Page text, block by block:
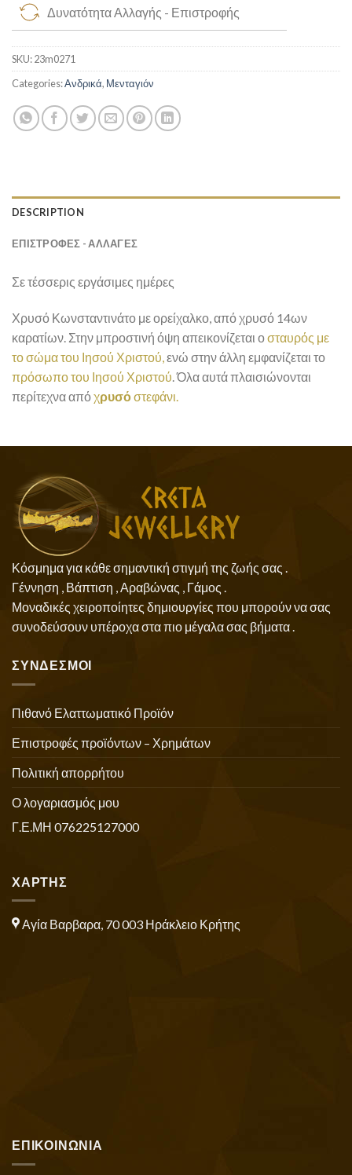
Δυνατότητα Αλλαγής - Επιστροφής
SKU:23m0271
Categories:Ανδρικά, Μενταγιόν
DESCRIPTION
ΕΠΙΣΤΡΟΦΕΣ - ΑΛΛΑΓΕΣ
Σε τέσσερις εργάσιμες ημέρες
Χρυσό Κωνσταντινάτο με ορείχαλκο, από χρυσό 14ων
καρατίων. Στην μπροστινή όψη απεικονίζεται οσταυρός με
το σώμα του Ιησού Χριστού,ενώ στην άλλη εμφανίζεται το
πρόσωπο του Ιησού Χριστού. Όλα αυτά πλαισιώνονται
περίτεχνα απόχρυσόστεφάνι.
Κόσμημα για κάθε σημαντική στιγμή της ζωής σας .
Γέννηση , Βάπτιση , Αραβώνας , Γάμος .
Μοναδικές χειροποίητες δημιουργίες που μπορούν να σας
συνοδεύσουν υπέροχα στα πιο μέγαλα σας βήματα .
ΣΥΝΔΕΣΜΟΙ
Πιθανό Ελαττωματικό Προϊόν
Επιστροφές προϊόντων – Χρημάτων
Πολιτική απορρήτου
Ο λογαριασμός μου
Γ.Ε.ΜΗ 076225127000
ΧΑΡΤΗΣ
Αγία Βαρβαρα, 70 003 Ηράκλειο Κρήτης
ΕΠΙΚΟΙΝΩΝΙΑ